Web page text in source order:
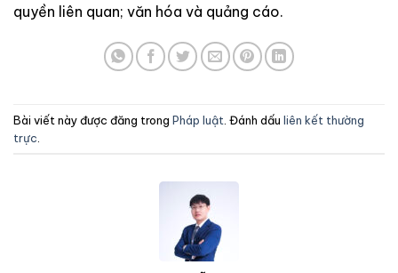
quyền liên quan; văn hóa và quảng cáo.
Bài viết này được đăng trong Pháp luật . Đánh dấu liên kết thường
trực